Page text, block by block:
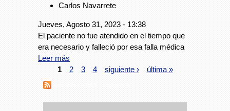
Carlos Navarrete
Jueves, Agosto 31, 2023 - 13:38
El paciente no fue atendido en el tiempo que
era necesario y falleció por esa falla médica
Leer más
1
2 3 4 siguiente › última »